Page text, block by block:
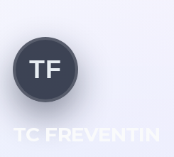
TF
TC FREVENTIN